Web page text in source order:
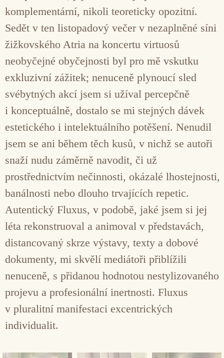
komplementární, nikoli teoreticky opozitní.
Sedět v ten listopadový večer v nezaplněné síni
žižkovského Atria na koncertu virtuosů
neobyčejné obyčejnosti byl pro mě vskutku
exkluzivní zážitek; nenuceně plynoucí sled
svébytných akcí jsem si užíval percepčně
i konceptuálně, dostalo se mi stejných dávek
estetického i intelektuálního potěšení. Nenudil
jsem se ani během těch kusů, v nichž se autoři
snaží nudu záměrně navodit, či už
prostřednictvím nečinnosti, okázalé lhostejnosti,
banálnosti nebo dlouho trvajících repetic.
Autentický Fluxus, v podobě, jaké jsem si jej
léta rekonstruoval a animoval v představách,
distancovaný skrze výstavy, texty a dobové
dokumenty, mi skvělí mediátoři přiblížili
nenuceně, s přidanou hodnotou nestylizovaného
projevu a profesionální inertnosti. Fluxus
v pluralitní manifestaci excentrických
individualit.